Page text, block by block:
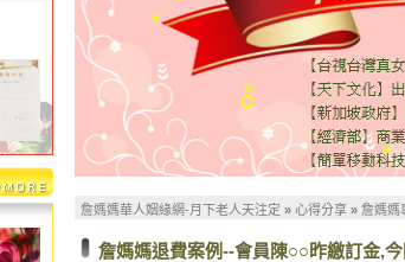
詹媽媽華人姻緣網-月下老人天注定 » 心得分享 » 詹媽媽
詹媽媽退費案例--會員陳○○昨繳訂金,